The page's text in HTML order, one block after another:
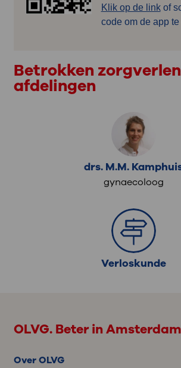
Klik op de linkof
code om de app
Betrokken
afdelingen
drs. M.M.
gynaecoloog
Verloskunde
OLVG. Beter in Amsterdam
Over OLVG